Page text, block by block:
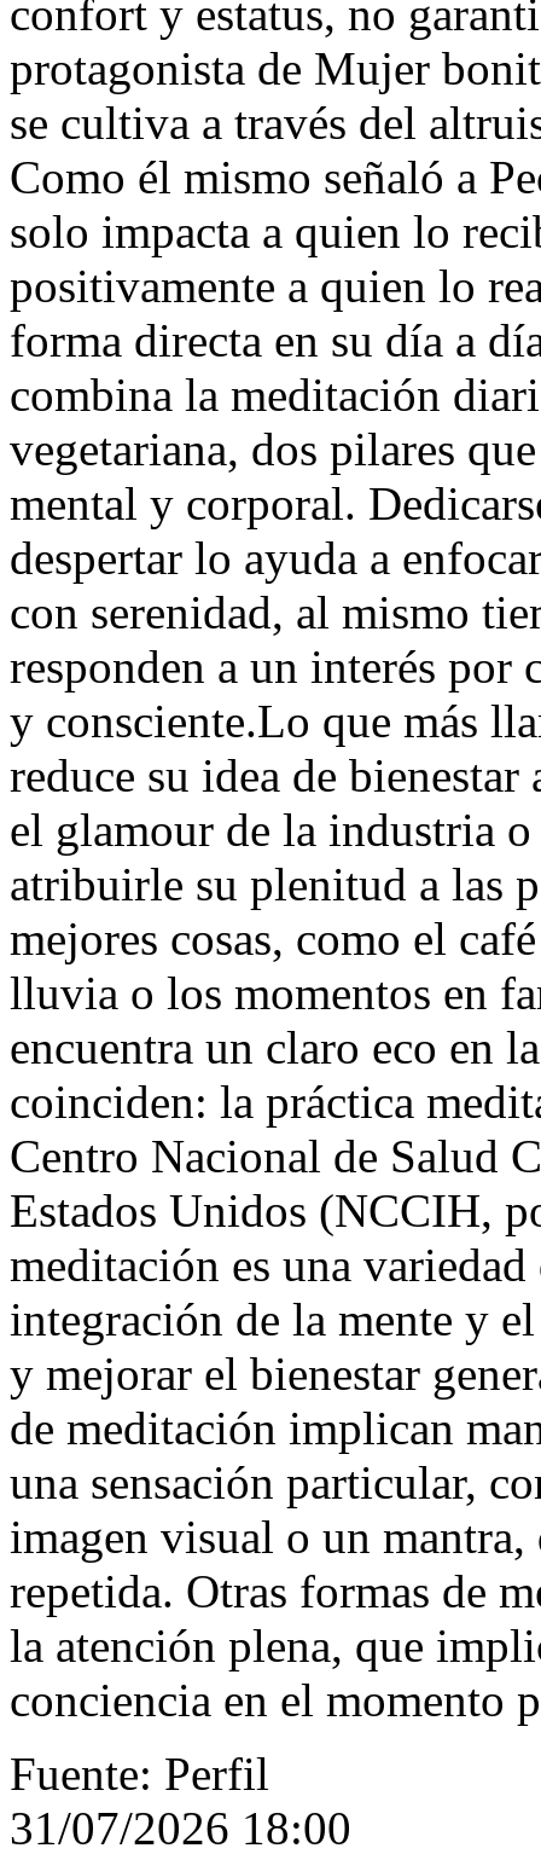
confort y estatus, no
protagonista de Mujer
se cultiva a través del
Como él mismo señaló a
solo impacta a quien lo
positivamente a quien lo
forma directa en su día a
combina la meditación
vegetariana, dos pilares
mental y corporal.
despertar lo ayuda a
con serenidad, al mismo
responden a un interés por
y consciente.Lo que más
reduce su idea de
el glamour de la industria
atribuirle su plenitud a las
mejores cosas, como el
lluvia o los momentos en
encuentra un claro eco en
coinciden: la práctica
Centro Nacional de Salud
Estados Unidos (NCCIH,
meditación es una
integración de la mente y
y mejorar el bienestar
de meditación implican
una sensación particular,
imagen visual o un mantra,
repetida. Otras formas de
la atención plena, que
conciencia en el momento
Fuente: Perfil
31/07/2026 18:00